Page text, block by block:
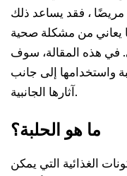
، فقد يساعد ذلك
يعاني من مشكلة صحية
في هذه المقالة، سوف
واستخدامها إلى جانب
آثارها الجانبية.
ما هو الحلبة؟
الغذائية التي يمكن